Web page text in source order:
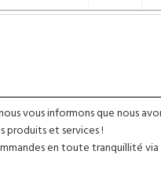
vous informons que nous
produits et services !
en toute tranquillité